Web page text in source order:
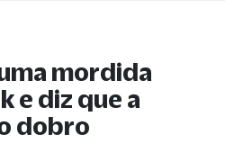
mordida
e diz que a
dobro